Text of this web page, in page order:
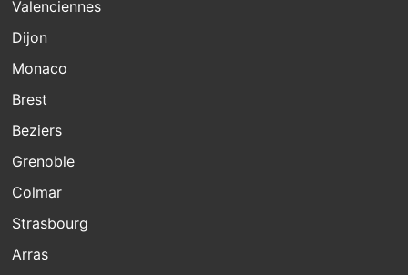
Valenciennes
Dijon
Monaco
Brest
Beziers
Grenoble
Colmar
Strasbourg
Arras